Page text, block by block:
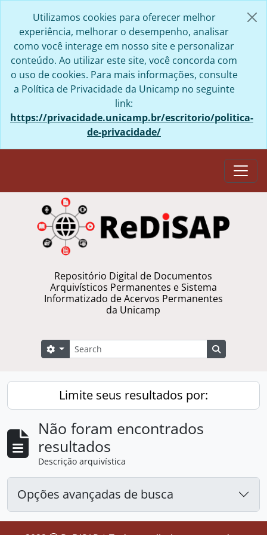
Utilizamos cookies para oferecer melhor
experiência, melhorar o desempenho, analisar
como você interage em nosso site e personalizar
conteúdo. Ao utilizar este site, você concorda com
o uso de cookies. Para mais informações, consulte
a Política de Privacidade da Unicamp no seguinte
link:
https://privacidade.unicamp.br/escritorio/politica-
de-privacidade/
Repositório Digital de Documentos
Arquivísticos Permanentes e Sistema
Informatizado de Acervos Permanentes
da Unicamp
Buscar
Opções de busca
Limite seus resultados por:
Não foram encontrados
resultados
Descrição arquivística
Opções avançadas de busca